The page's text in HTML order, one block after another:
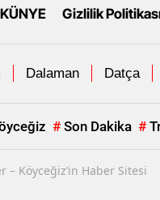
KÜNYE Gizlilik
Dalaman Datça
# Son Dakika #
– Köyceğiz’in Haber Sitesi